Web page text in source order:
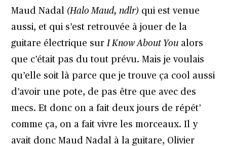
Maud Nadal (Halo Maud, ndlr) qui est venue
aussi, et qui s’est retrouvée à jouer de la
guitare électrique surI Know About You alors
que c’était pas du tout prévu. Mais je voulais
qu’elle soit là parce que je trouve ça cool aussi
d’avoir une pote, de pas être que avec des
mecs. Et donc on a fait deux jours de répét’
comme ça, on a fait vivre les morceaux. Il y
avait donc Maud Nadal à la guitare, Olivier